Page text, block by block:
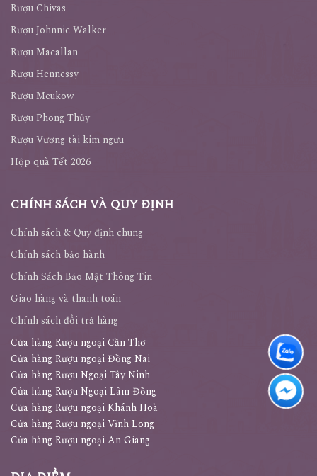
Rượu Chivas
Rượu Johnnie Walker
Rượu Macallan
Rượu Hennessy
Rượu Meukow
Rượu Phong Thủy
Rượu Vương tài kim ngưu
Hộp quà Tết 2026
CHÍNH SÁCH VÀ QUY ĐỊNH
Chính sách & Quy định chung
Chính sách bảo hành
Chính Sách Bảo Mật Thông Tin
Giao hàng và thanh toán
Chính sách đổi trả hàng
Cửa hàng Rượu ngoại Cần Thơ
Cửa hàng Rượu ngoại Đồng Nai
Cửa hàng Rượu Ngoại Tây Ninh
Cửa hàng Rượu Ngoại Lâm Đồng
Cửa hàng Rượu ngoại Khánh Hoà
Cửa hàng Rượu ngoại Vĩnh Long
Cửa hàng Rượu ngoại An Giang